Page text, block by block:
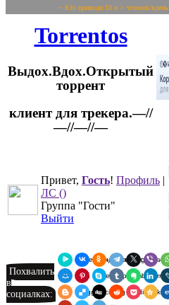
~ Кто приводи 10 и > человек/
Torrentos
торрент
Привет, Гость! Профиль |
ЛС ()
Группа "Гости"
Выйти
Я.Мессенджер
ВКонтакте